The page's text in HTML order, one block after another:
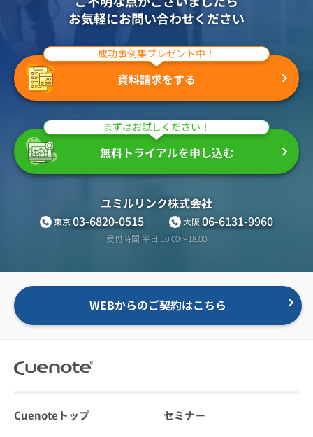
お気軽にお問い合わせください
成功事例集プレゼント中！
資料請求をする
まずはお試しください！
無料トライアルを申し込む
ユミルリンク株式会社
東京03-6820-0515 大阪06-6131-9960
受付時間 平日 10:00〜18:00
WEBからのご契約はこちら
Cuenoteトップ セミナー